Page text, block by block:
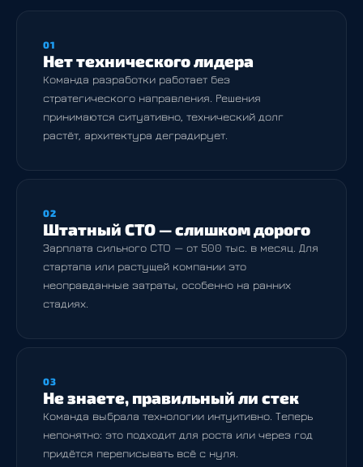
01
Нет технического лидера
Команда разработки работает без
стратегического направления. Решения
принимаются ситуативно, технический долг
растёт, архитектура деградирует.
02
Штатный CTO — слишком дорого
Зарплата сильного CTO — от 500 тыс. в месяц. Для
стартапа или растущей компании это
неоправданные затраты, особенно на ранних
стадиях.
03
Не знаете, правильный ли стек
Команда выбрала технологии интуитивно. Теперь
непонятно: это подходит для роста или через год
придётся переписывать всё с нуля.